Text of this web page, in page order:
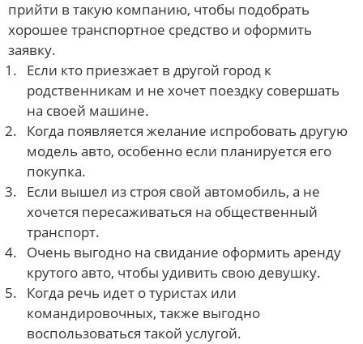
прийти в такую компанию, чтобы подобрать
хорошее транспортное средство и оформить
заявку.
Если кто приезжает в другой город к
родственникам и не хочет поездку совершать
на своей машине.
Когда появляется желание испробовать другую
модель авто, особенно если планируется его
покупка.
Если вышел из строя свой автомобиль, а не
хочется пересаживаться на общественный
транспорт.
Очень выгодно на свидание оформить аренду
крутого авто, чтобы удивить свою девушку.
Когда речь идет о туристах или
командировочных, также выгодно
воспользоваться такой услугой.